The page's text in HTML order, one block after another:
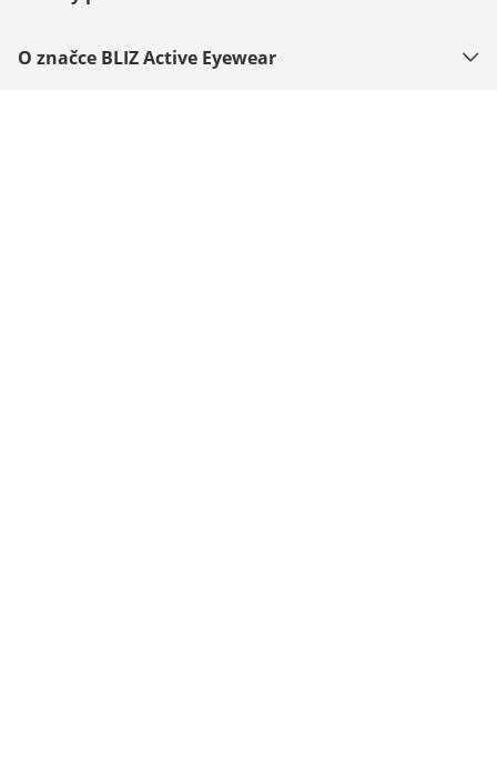
O značce BLIZ Active Eyewear